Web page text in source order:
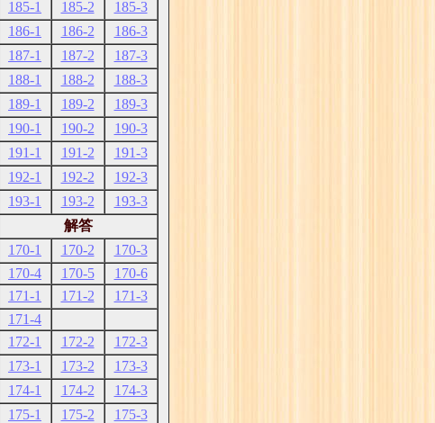
185-1 185-2
185-3
186-1 186-2
186-3
187-1 187-2
187-3
188-1 188-2
188-3
189-1 189-2
189-3
190-1 190-2
190-3
191-1 191-2
191-3
192-1 192-2
192-3
193-1 193-2
193-3
解答
170-1 170-2
170-3
170-4
170-5
170-6
171-1 171-2
171-3
171-4
172-1 172-2
172-3
173-1 173-2
173-3
174-1 174-2
174-3
175-1 175-2
175-3